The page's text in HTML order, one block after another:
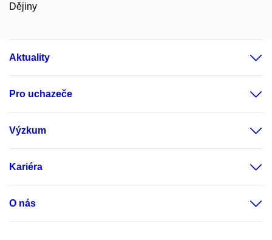
Dějiny
Aktuality
Pro uchazeče
Výzkum
Kariéra
O nás